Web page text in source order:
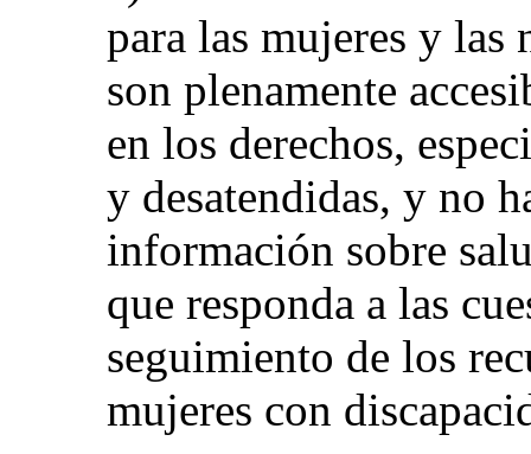
para las mujeres y las
son plenamente
en los derechos,
y desatendidas, y no
información sobre
que responda a las
seguimiento de los
mujeres con